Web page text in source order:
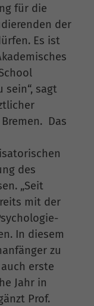
für die
der
Es ist
sein“, sagt
Das
des
„Seit
mit der
In diesem
zu
erste
Jahr in
Prof.